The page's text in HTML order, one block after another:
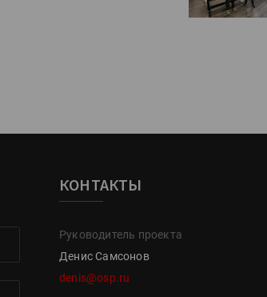
КОНТАКТЫ
Руководитель проекта
Денис Самсонов
denis@osp.ru